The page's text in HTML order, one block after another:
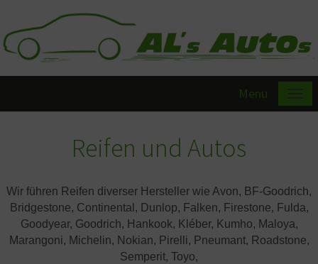
Menu
Reifen und Autos
Wir führen Reifen diverser Hersteller wie Avon, BF-Goodrich,
Bridgestone, Continental, Dunlop, Falken, Firestone, Fulda,
Goodyear, Goodrich, Hankook, Kléber, Kumho, Maloya,
Marangoni, Michelin, Nokian, Pirelli, Pneumant, Roadstone,
Semperit, Toyo,